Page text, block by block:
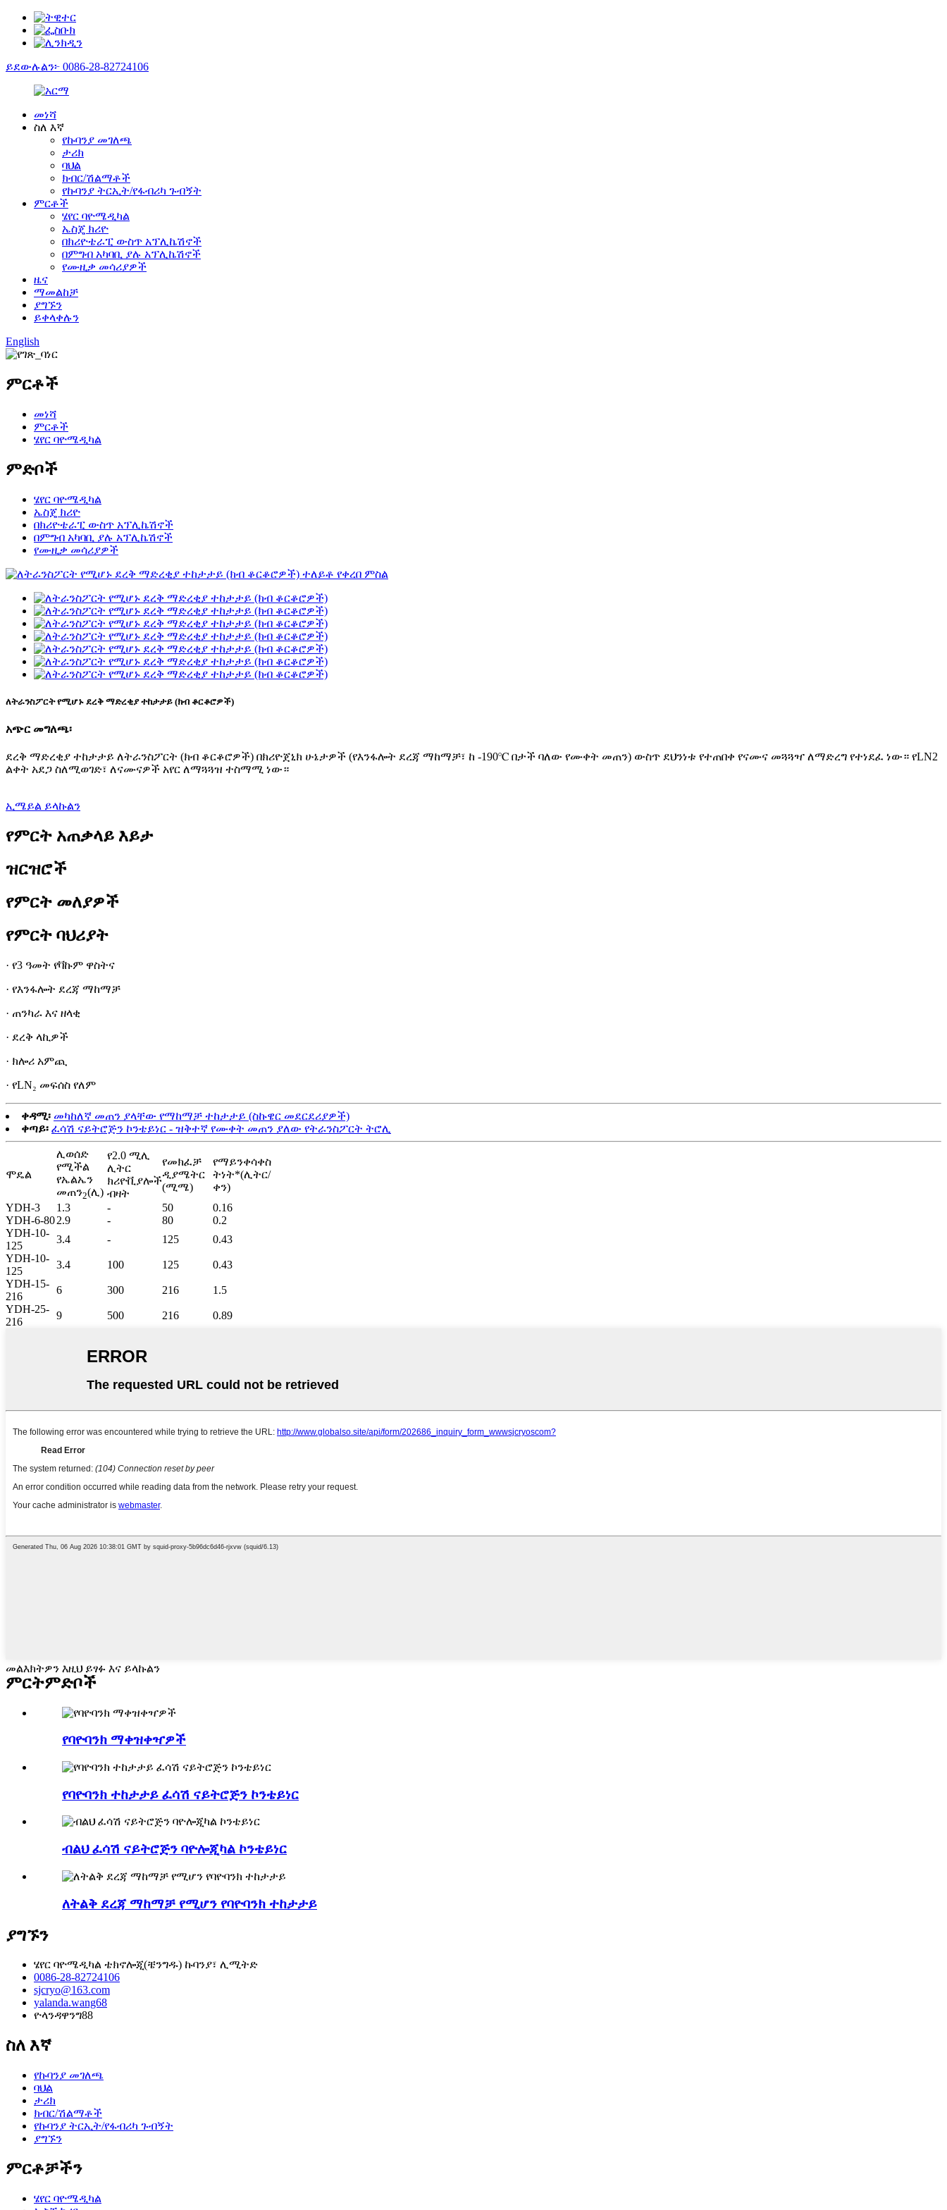
ይደውሉልን፦ 0086-28-82724106
መነሻ
ስለ እኛ
የኩባንያ መገለጫ
ታሪክ
ባህል
ክብር/ሽልማቶች
የኩባንያ ትርኢት/የፋብሪካ ጉብኝት
ምርቶች
ሄየር ባዮሜዲካል
ኤስጄ ክሪዮ
በክሪዮቴራፒ ውስጥ አፕሊኬሽኖች
በምግብ አካባቢ ያሉ አፕሊኬሽኖች
የሙዚቃ መሳሪያዎች
ዜና
ማመልከቻ
ያግኙን
ይቀላቀሉን
English
ምርቶች
መነሻ
ምርቶች
ሄየር ባዮሜዲካል
ምድቦች
ሄየር ባዮሜዲካል
ኤስጄ ክሪዮ
በክሪዮቴራፒ ውስጥ አፕሊኬሽኖች
በምግብ አካባቢ ያሉ አፕሊኬሽኖች
የሙዚቃ መሳሪያዎች
ለትራንስፖርት የሚሆኑ ደረቅ ማድረቂያ ተከታታይ (ክብ ቆርቆሮዎች)
አጭር መግለጫ፡
ደረቅ ማድረቂያ ተከታታይ ለትራንስፖርት (ክብ ቆርቆሮዎች) በክሪዮጀኒክ ሁኔታዎች (የእንፋሎት ደረጃ ማከማቻ፣ ከ -190℃ በታች ባለው የሙቀት መጠን) ውስጥ ደህንነቱ የተጠበቀ የናሙና መጓጓዣ ለማድረግ የተነደፈ ነው። የLN2
ልቀት አደጋ ስለሚወገድ፣ ለናሙናዎች አየር ለማጓጓዝ ተስማሚ ነው።
ኢሜይል ይላኩልን
የምርት አጠቃላይ እይታ
ዝርዝሮች
የምርት መለያዎች
የምርት ባህሪያት
· የ3 ዓመት የቫኩም ዋስትና
· የእንፋሎት ደረጃ ማከማቻ
· ጠንካራ እና ዘላቂ
· ደረቅ ላኪዎች
· ክሎሪ አምጪ
· የLN₂ መፍሰስ የለም
ቀዳሚ፡ መካከለኛ መጠን ያላቸው የማከማቻ ተከታታይ (ስኩዌር መደርደሪያዎች)
ቀጣይ፡ ፈሳሽ ናይትሮጅን ኮንቴይነር - ዝቅተኛ የሙቀት መጠን ያለው የትራንስፖርት ትሮሊ
ሞዴል
ሊወሰድ
የሚችል
የኤልኤን
መጠን2(ሊ)
የ2.0 ሚሊ
ሊትር
ክሪዮቪያሎች
ብዛት
የመክፈቻ
ዲያሜትር
(ሚሜ)
የማይንቀሳቀስ
ትነት*(ሊትር/
ቀን)
YDH-3
1.3 - 50
0.16
YDH-6-802.9 - 80
0.2
YDH-10-
125
3.4 - 125
0.43
YDH-10-
125
3.4 100 125
0.43
YDH-15-
216
6 300 216
1.5
YDH-25-
216
9 500 216 0.89
መልእክትዎን እዚህ ይፃፉ እና ይላኩልን
ምርትምድቦች
የባዮባንክ ማቀዝቀዣዎች
የባዮባንክ ተከታታይ ፈሳሽ ናይትሮጅን ኮንቴይነር
ብልህ ፈሳሽ ናይትሮጅን ባዮሎጂካል ኮንቴይነር
ለትልቅ ደረጃ ማከማቻ የሚሆን የባዮባንክ ተከታታይ
ያግኙን
ሄየር ባዮሜዲካል ቴክኖሎጂ(ቼንግዱ) ኩባንያ፣ ሊሚትድ
0086-28-82724106
sjcryo@163.com
yalanda.wang68
ዮላንዳዋንግ88
ስለ እኛ
የኩባንያ መገለጫ
ባህል
ታሪክ
ክብር/ሽልማቶች
የኩባንያ ትርኢት/የፋብሪካ ጉብኝት
ያግኙን
ምርቶቻችን
ሄየር ባዮሜዲካል